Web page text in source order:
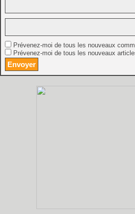
Prévenez-moi de tous les nouveaux
Prévenez-moi de tous les nouveaux